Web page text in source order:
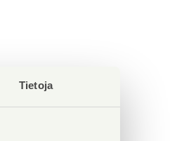
Tietoja